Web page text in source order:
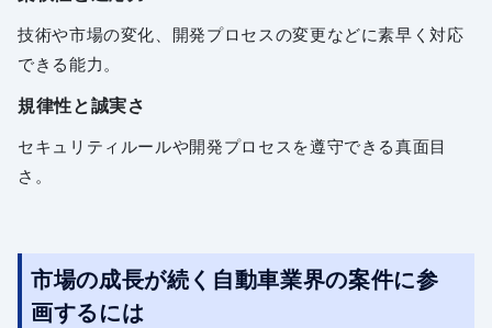
技術や市場の変化、開発プロセスの変更などに素早く対応
できる能力。
規律性と誠実さ
セキュリティルールや開発プロセスを遵守できる真面目
さ。
市場の成長が続く自動車業界の案件に参
画するには